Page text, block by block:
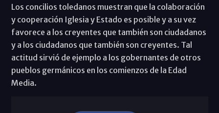
Los concilios toledanos muestran que la colaboración
y cooperación Iglesia y Estado es posible y a su vez
favorece a los creyentes que también son ciudadanos
y a los ciudadanos que también son creyentes. Tal
actitud sirvió de ejemplo a los gobernantes de otros
pueblos germánicos en los comienzos de la Edad
Media.